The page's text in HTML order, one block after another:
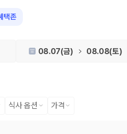
택존
08.07(금) 08.08(토)
식사 옵션 가격